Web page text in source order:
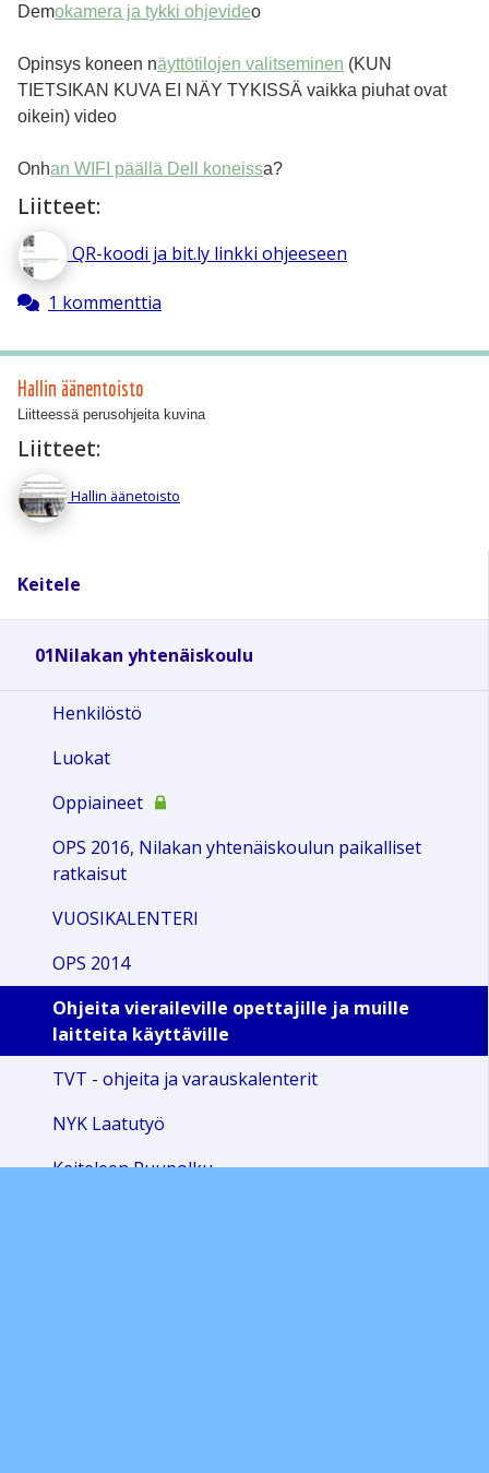
Demokamera ja tykki ohjevideo
Opinsys koneen näyttötilojen valitseminen (KUN
TIETSIKAN KUVA EI NÄY TYKISSÄ vaikka piuhat ovat
oikein) video
Onhan WIFI päällä Dell koneissa?
Liitteet:
QR-koodi ja bit.ly linkki ohjeeseen
1 kommenttia
Hallin äänentoisto
Liitteessä perusohjeita kuvina
Liitteet:
Hallin äänetoisto
Keitele
01Nilakan yhtenäiskoulu
Henkilöstö
Luokat
Oppiaineet
OPS 2016, Nilakan yhtenäiskoulun paikalliset
ratkaisut
VUOSIKALENTERI
OPS 2014
Ohjeita vieraileville opettajille ja muille
laitteita käyttäville
TVT - ohjeita ja varauskalenterit
NYK Laatutyö
Keiteleen Puupolku